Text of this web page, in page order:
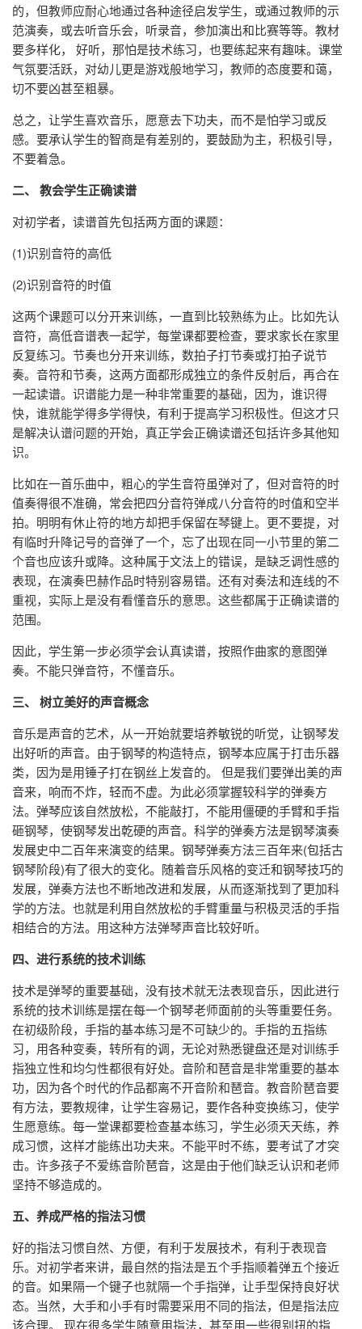
的，但教师应耐心地通过各种途径启发学生，或通过教师的示
范演奏，或去听音乐会，听录音，参加演出和比赛等等。教材
要多样化， 好听，那怕是技术练习，也要练起来有趣味。课堂
气氛要活跃，对幼儿更是游戏般地学习，教师的态度要和蔼，
切不要凶甚至粗暴。
总之，让学生喜欢音乐，愿意去下功夫，而不是怕学习或反
感。要承认学生的智商是有差别的，要鼓励为主，积极引导，
不要着急。
二、 教会学生正确读谱
对初学者，读谱首先包括两方面的课题：
(1)识别音符的高低
(2)识别音符的时值
这两个课题可以分开来训练，一直到比较熟练为止。比如先认
音符，高低音谱表一起学，每堂课都要检查，要求家长在家里
反复练习。节奏也分开来训练，数拍子打节奏或打拍子说节
奏。音符和节奏，这两方面都形成独立的条件反射后，再合在
一起读谱。识谱能力是一种非常重要的基础，因为，谁识得
快，谁就能学得多学得快，有利于提高学习积极性。但这才只
是解决认谱问题的开始，真正学会正确读谱还包括许多其他知
识。
比如在一首乐曲中，粗心的学生音符虽弹对了，但对音符的时
值奏得很不准确，常会把四分音符弹成八分音符的时值和空半
拍。明明有休止符的地方却把手保留在琴键上。更不要提，对
有临时升降记号的音弹了一个，忘了出现在同一小节里的第二
个音也应该升或降。这种属于文法上的错误，是缺乏调性感的
表现，在演奏巴赫作品时特别容易错。还有对奏法和连线的不
重视，实际上是没有看懂音乐的意思。这些都属于正确读谱的
范围。
因此，学生第一步必须学会认真读谱，按照作曲家的意图弹
奏。不能只弹音符，不懂音乐。
三、 树立美好的声音概念
音乐是声音的艺术，从一开始就要培养敏锐的听觉，让钢琴发
出好听的声音。由于钢琴的构造特点，钢琴本应属于打击乐器
类，因为是用锤子打在钢丝上发音的。 但是我们要弹出美的声
音来，响而不炸，轻而不虚。为此必须掌握较科学的弹奏方
法。弹琴应该自然放松，不能敲打，不能用僵硬的手臂和手指
砸钢琴，使钢琴发出乾硬的声音。科学的弹奏方法是钢琴演奏
发展史中二百年来演变的结果。钢琴弹奏方法三百年来(包括古
钢琴阶段)有了很大的变化。随着音乐风格的变迁和钢琴技巧的
发展，弹奏方法也不断地改进和发展，从而逐渐找到了更加科
学的方法。也就是利用自然放松的手臂重量与积极灵活的手指
相结合的方法。用这种方法弹琴声音比较好听。
四、进行系统的技术训练
技术是弹琴的重要基础，没有技术就无法表现音乐，因此进行
系统的技术训练是摆在每一个钢琴老师面前的头等重要任务。
在初级阶段，手指的基本练习是不可缺少的。手指的五指练
习，用各种变奏，转所有的调，无论对熟悉键盘还是对训练手
指独立性和均匀性都很有好处。音阶和琶音是非常重要的基本
功，因为各个时代的作品都离不开音阶和琶音。教音阶琶音要
有方法，要教规律，让学生容易记，要作各种变换练习，使学
生愿意练。每一堂课都要检查基本练习，学生必须天天练，养
成习惯，这样才能练出功夫来。不能平时不练，要考试了才突
击。许多孩子不爱练音阶琶音，这是由于他们缺乏认识和老师
坚持不够造成的。
五、养成严格的指法习惯
好的指法习惯自然、方便，有利于发展技术，有利于表现音
乐。对初学者来讲，最自然的指法是五个手指顺着弹五个接近
的音。如果隔一个键子也就隔一个手指弹，让手型保持良好状
态。当然，大手和小手有时需要采用不同的指法，但是指法应
该合理。 现在很多学生随意用指法，甚至用一些很别扭的指